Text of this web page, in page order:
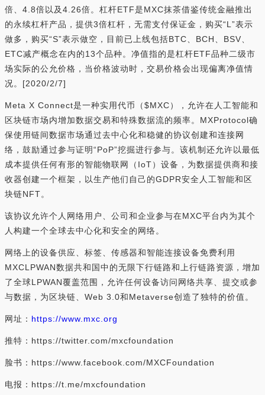
倍、4.8倍以及4.26倍。杠杆ETF是MXC抹茶借鉴传统金融推出
的永续杠杆产品，提供3倍杠杆，无需支付保证金，购买“L”表示
做多，购买“S”表示做空，目前已上线包括BTC、BCH、BSV、
ETC减产概念在内的13个品种。净值指的是杠杆ETF品种二级市
场实际的公允价格，当价格波动时，交易价格会出现偏离净值情
况。[2020/2/7]
Meta X Connect是一种实用代币（$MXC），允许在人工智能和
区块链市场内增加数据交易和特殊数据流的频率。MXProtocol确
保使用链间数据市场通过去中心化和稳健的协议创建和连接网
络，鼓励通过参与证明“PoP”挖掘进行参与。该机制还允许以最低
成本提供任何有形的智能物联网（IoT）设备，为数据提供商和接
收器创建一个框架，以生产他们自己的GDPR安全人工智能和区
块链NFT。
该协议允许个人网络用户、公司和企业参与在MXC平台内为其个
人构建一个全球去中心化和安全的网络。
网络上的设备供应、标签、传感器和智能连接设备免费利用
MXCLPWAN数据共和国中的无限下行链路和上行链路资源，增加
了全球LPWAN覆盖范围，允许任何设备访问网络共享、提交或参
与数据，为区块链、Web 3.0和Metaverse创造了独特的价值。
网址： https://www.mxc.org
推特：https://twitter.com/mxcfoundation
脸书：https://www.facebook.com/MXCFoundation
电报：https://t.me/mxcfoundation